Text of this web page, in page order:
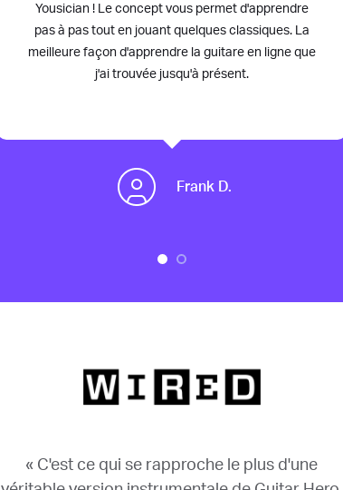
Yousician ! Le concept vous permet d'apprendre
pas à pas tout en jouant quelques classiques. La
meilleure façon d'apprendre la guitare en ligne que
j'ai trouvée jusqu'à présent.
Frank D.
« C'est ce qui se rapproche le plus d'une